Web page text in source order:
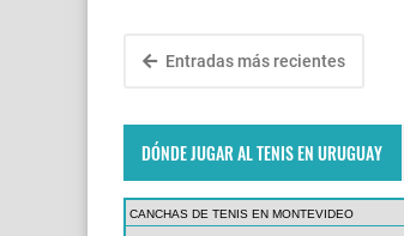
Entradas más recientes
DÓNDE JUGAR AL TENIS EN URUGUAY
CANCHAS DE TENIS EN MONTEVIDEO